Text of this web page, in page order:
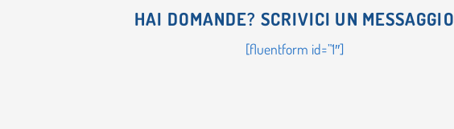
HAI DOMANDE? SCRIVICI UN MESSAGGIO
[fluentform id=”1″]